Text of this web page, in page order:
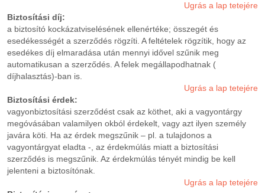
Ugrás a lap tetejére
Biztosítási díj:
a biztosító kockázatviselésének ellenértéke; összegét és
esedékességét a szerződés rögzíti. A feltételek rögzítik, hogy az
esedékes díj elmaradása után mennyi idővel szűnik meg
automatikusan a szerződés. A felek megállapodhatnak (
díjhalasztás)-ban is.
Ugrás a lap tetejére
Biztosítási érdek:
vagyonbiztosítási szerződést csak az köthet, aki a vagyontárgy
megóvásában valamilyen okból érdekelt, vagy azt ilyen személy
javára köti. Ha az érdek megszűnik – pl. a tulajdonos a
vagyontárgyat eladta -, az érdekmúlás miatt a biztosítási
szerződés is megszűnik. Az érdekmúlás tényét mindig be kell
jelenteni a biztosítónak.
Ugrás a lap tetejére